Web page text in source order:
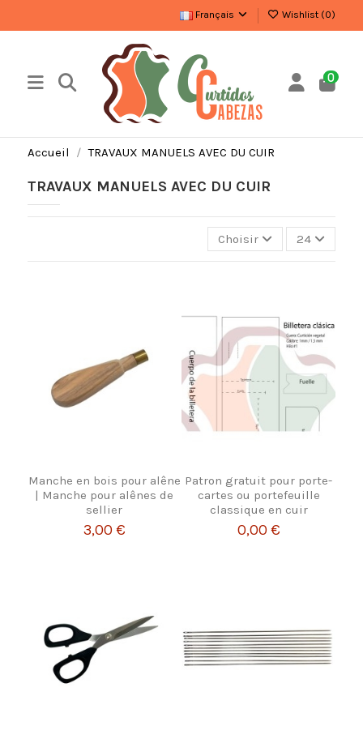
Français Wishlist (0)
0
Accueil TRAVAUX MANUELS AVEC DU CUIR
TRAVAUX MANUELS AVEC DU CUIR
Choisir 24
Manche en bois pour alêne
| Manche pour alênes de
sellier
3,00 €
Patron gratuit pour porte-
cartes ou portefeuille
classique en cuir
0,00 €